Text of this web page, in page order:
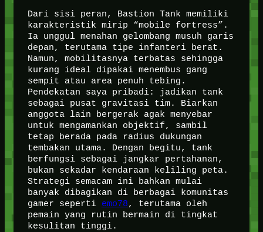
Dari sisi peran, Bastion Tank memiliki
karakteristik mirip “mobile fortress”.
Ia unggul menahan gelombang musuh garis
depan, terutama tipe infanteri berat.
Namun, mobilitasnya terbatas sehingga
kurang ideal dipakai menembus gang
sempit atau area penuh tebing.
Pendekatan saya pribadi: jadikan tank
sebagai pusat gravitasi tim. Biarkan
anggota lain bergerak agak menyebar
untuk mengamankan objektif, sambil
tetap berada pada radius dukungan
tembakan utama. Dengan begitu, tank
berfungsi sebagai jangkar pertahanan,
bukan sekadar kendaraan keliling peta.
Strategi semacam ini bahkan mulai
banyak dibagikan di berbagai komunitas
gamer seperti emo78, terutama oleh
pemain yang rutin bermain di tingkat
kesulitan tinggi.